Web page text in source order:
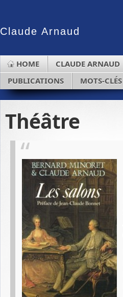
Claude Arnaud
HOME CLAUDE ARNAUD
PUBLICATIONS
MOTS-CLÉS
Théâtre